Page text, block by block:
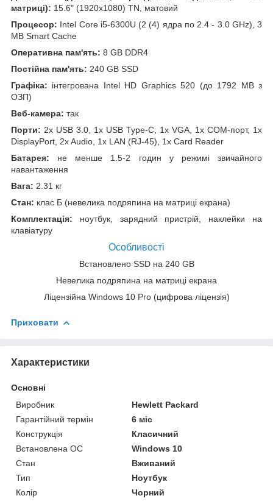
матриці): 15.6" (1920x1080) TN, матовий
Процесор: Intel Core i5-6300U (2 (4) ядра по 2.4 - 3.0 GHz), 3
MB Smart Cache
Оперативна пам'ять: 8 GB DDR4
Постійна пам'ять: 240 GB SSD
Графіка: інтегрована Intel HD Graphics 520 (до 1792 MB з
ОЗП)
Веб-камера: так
Порти: 2x USB 3.0, 1x USB Type-C, 1x VGA, 1x COM-порт, 1x
DisplayPort, 2x Audio, 1x LAN (RJ-45), 1x Card Reader
Батарея: не менше 1.5-2 годин у режимі звичайного
навантаження
Вага: 2.31 кг
Стан: клас Б (невелика подряпина на матриці екрана)
Комплектація: ноутбук, зарядний пристрій, наклейки на
клавіатуру
Особливості
Встановлено SSD на 240 GB
Невелика подряпина на матриці екрана
Ліцензійна Windows 10 Pro (цифрова ліцензія)
Приховати
Характеристики
Основні
Виробник
Hewlett Packard
Гарантійний термін
6 міс
Конструкція
Класичний
Встановлена ОС
Windows 10
Стан
Вживаний
Тип
Ноутбук
Колір
Чорний